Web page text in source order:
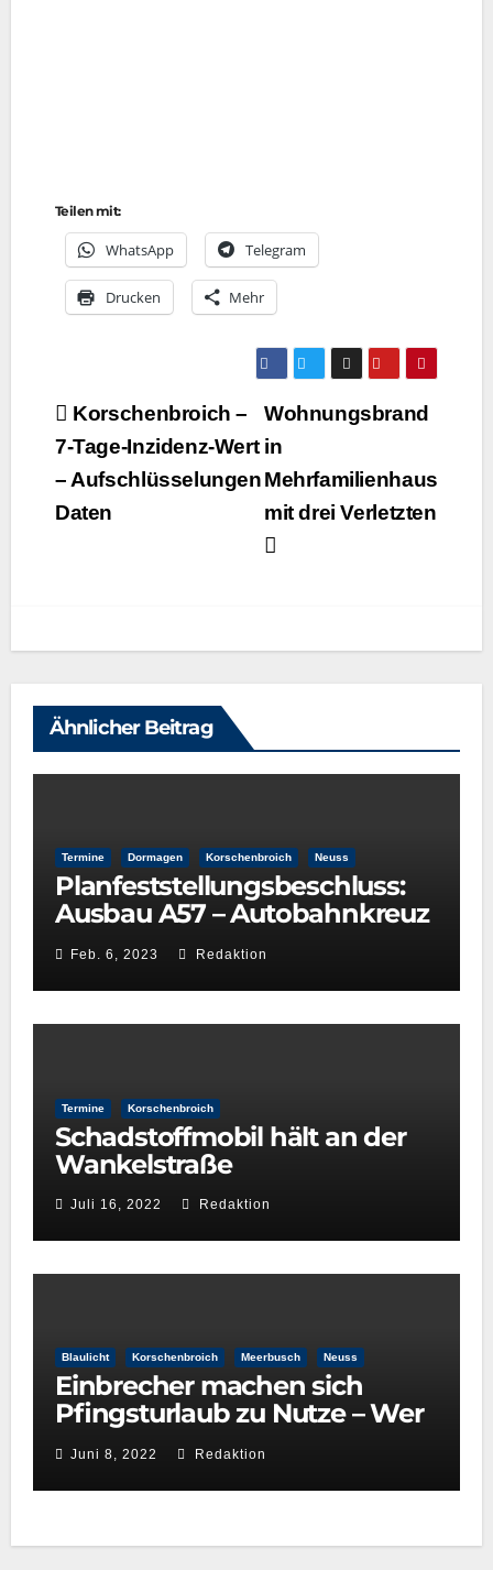
Teilen mit:
Whats­App Tele­gram
Dru­cken Mehr
Beitragsnavigation
Wohnungsbrand
in
Mehrfamilienhaus
mit drei Verletzten
Korschenbroich –
7‑Tage-Inzidenz-Wert
– Aufschlüsselungen
Daten
Ähnlicher Beitrag
Termine Dormagen Korschenbroich Neuss
Planfeststellungsbeschluss:
Ausbau A57 – Autobahnkreuz
Neuss-West und
Reuschenberg
Feb. 6, 2023 Redaktion
Termine Korschenbroich
Schadstoffmobil hält an der
Wankelstraße
Juli 16, 2022 Redaktion
Blaulicht Korschenbroich Meerbusch Neuss
Einbrecher machen sich
Pfingsturlaub zu Nutze – Wer
hat etwas beobachtet?
Juni 8, 2022 Redaktion